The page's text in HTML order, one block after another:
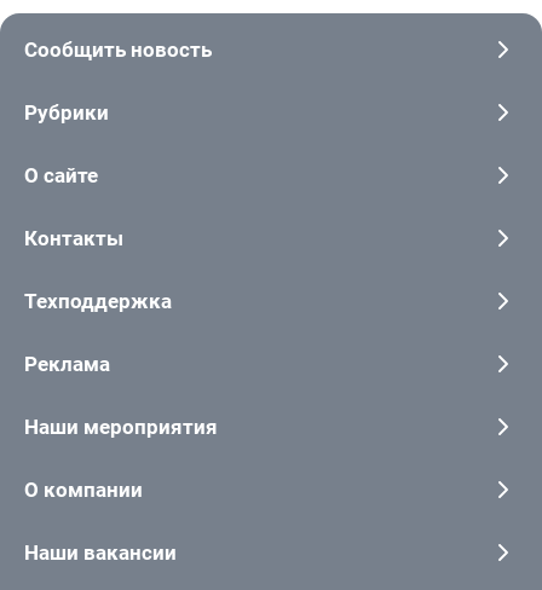
Сообщить новость
Рубрики
О сайте
Контакты
Техподдержка
Реклама
Наши мероприятия
О компании
Наши вакансии